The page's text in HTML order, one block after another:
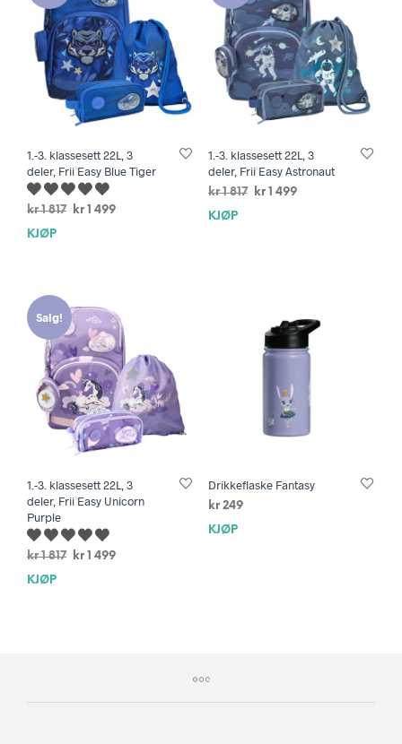
1.-3. klassesett 22L, 3
deler, Frii Easy Blue Tiger
kr1 817
Opprinnelig
kr 1 499Nåværende
KJØP
1.-3. klassesett 22L, 3
deler, Frii Easy Astronaut
kr1 817
Opprinnelig
kr1 499Nåværende
KJØP
Salg!
1.-3. klassesett 22L, 3
deler, Frii Easy Unicorn
Purple
kr1 817
Opprinnelig
kr 1 499Nåværende
KJØP
Drikkeflaske Fantasy
kr249
KJØP